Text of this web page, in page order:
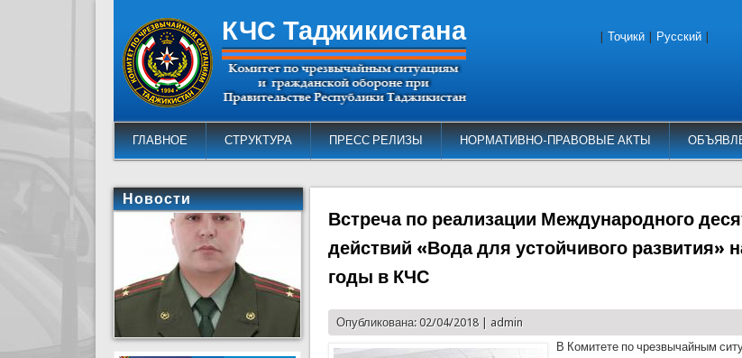
КЧС Таджикистана
ГЛАВНОЕ СТРУКТУРА ПРЕСС РЕЛИЗЫ НОРМАТИВНО-ПРАВОВЫЕ АКТЫ
Тоҷикӣ Русский
Встреча по реализации Международного
действий «Вода для устойчивого развития»
годы в КЧС
Опубликована: 02/04/2018 | admin
В Комитете по чрезвычайным
Новости